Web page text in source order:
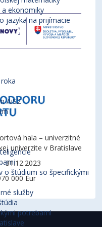
a ekonomiky
jazyka na prijímacie
AiS2
o štúdium so špecifickými
služby
potrebami
hala – univerzitné
univerzite v Bratislave
31.12.2023
000 Eur